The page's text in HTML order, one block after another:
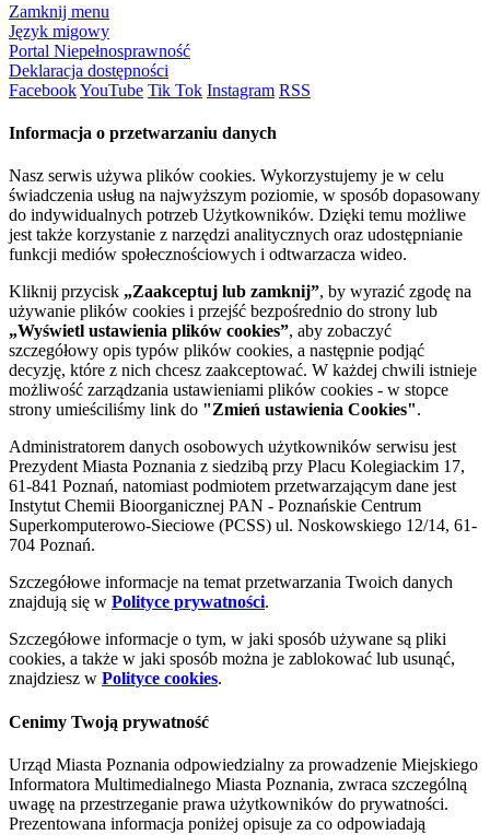
Zamknij menu
Język migowy
Portal Niepełnosprawność
Deklaracja dostępności
FacebookYouTube Tik Tok Instagram RSS
Informacja o przetwarzaniu danych
Nasz serwis używa plików cookies. Wykorzystujemy je w celu
świadczenia usług na najwyższym poziomie, w sposób dopasowany
do indywidualnych potrzeb Użytkowników. Dzięki temu możliwe
jest także korzystanie z narzędzi analitycznych oraz udostępnianie
funkcji mediów społecznościowych i odtwarzacza wideo.
Kliknij przycisk „Zaakceptuj lub zamknij”, by wyrazić zgodę na
używanie plików cookies i przejść bezpośrednio do strony lub
„Wyświetl ustawienia plików cookies”, aby zobaczyć
szczegółowy opis typów plików cookies, a następnie podjąć
decyzję, które z nich chcesz zaakceptować. W każdej chwili istnieje
możliwość zarządzania ustawieniami plików cookies - w stopce
strony umieściliśmy link do "Zmień ustawienia Cookies".
Administratorem danych osobowych użytkowników serwisu jest
Prezydent Miasta Poznania z siedzibą przy Placu Kolegiackim 17,
61-841 Poznań, natomiast podmiotem przetwarzającym dane jest
Instytut Chemii Bioorganicznej PAN - Poznańskie Centrum
Superkomputerowo-Sieciowe (PCSS) ul. Noskowskiego 12/14, 61-
704 Poznań.
Szczegółowe informacje na temat przetwarzania Twoich danych
znajdują się w Polityce prywatności.
Szczegółowe informacje o tym, w jaki sposób używane są pliki
cookies, a także w jaki sposób można je zablokować lub usunąć,
znajdziesz w Polityce cookies.
Cenimy Twoją prywatność
Urząd Miasta Poznania odpowiedzialny za prowadzenie Miejskiego
Informatora Multimedialnego Miasta Poznania, zwraca szczególną
uwagę na przestrzeganie prawa użytkowników do prywatności.
Prezentowana informacja poniżej opisuje za co odpowiadają